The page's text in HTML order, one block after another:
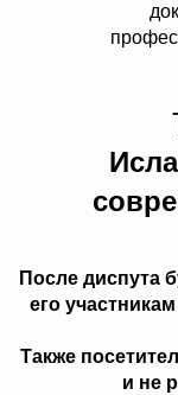
После диспута
его
Также
и не